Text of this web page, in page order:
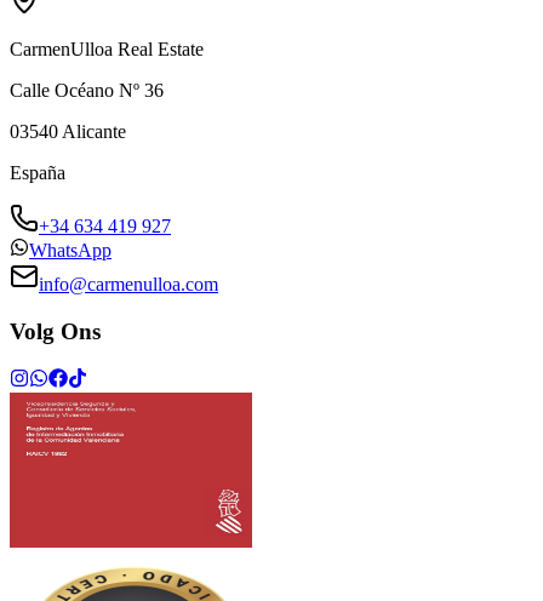
CarmenUlloa Real Estate
Calle Océano Nº 36
03540 Alicante
España
+34 634 419 927
WhatsApp
info@carmenulloa.com
Volg Ons